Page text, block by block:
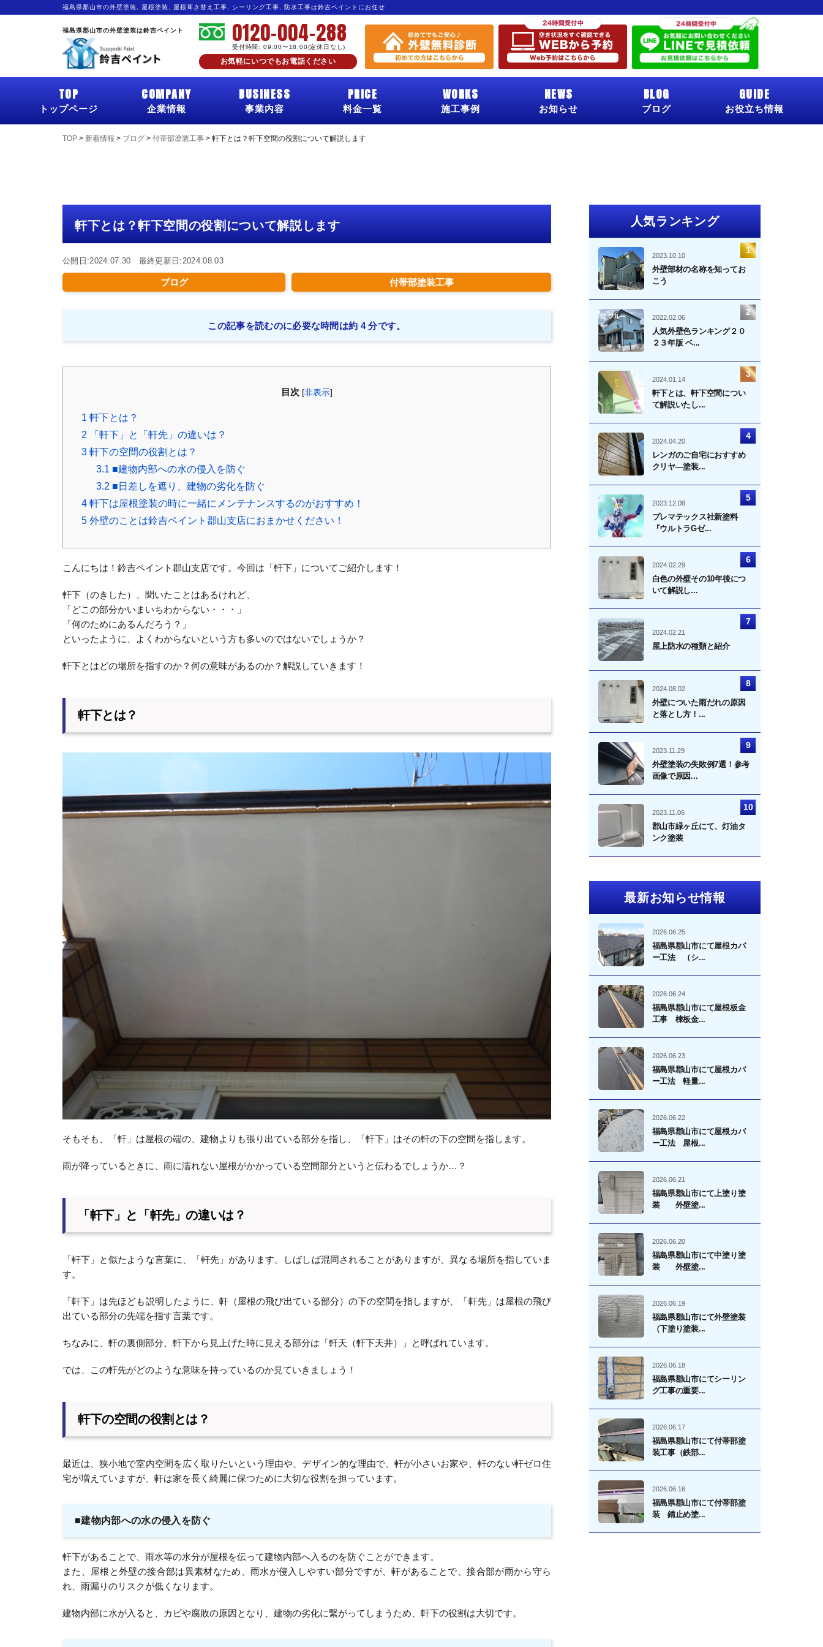
福島県郡山市の外壁塗装, 屋根塗装, 屋根葺き替え工事, シーリング工事, 防水工事は鈴吉ペイントにお任せ
福島県郡山市の外壁塗装は鈴吉ペイント 0120-004-288
受付時間: 09:00〜18:00(定休日なし)
お気軽にいつでもお電話ください
TOP
トップページ
COMPANY
企業情報
BUSINESS
事業内容
PRICE
料金一覧
WORKS
施工事例
NEWS
お知らせ
BLOG
ブログ
GUIDE
お役立ち情報
TOP > 新着情報 > ブログ > 付帯部塗装工事 > 軒下とは？軒下空間の役割について解説します
軒下とは？軒下空間の役割について解説します
公開日:2024.07.30 最終更新日:2024.08.03
ブログ 付帯部塗装工事
この記事を読むのに必要な時間は約 4 分です。
目次 [非表示]
1 軒下とは？
2 「軒下」と「軒先」の違いは？
3 軒下の空間の役割とは？
3.1 ■建物内部への水の侵入を防ぐ
3.2 ■日差しを遮り、建物の劣化を防ぐ
4 軒下は屋根塗装の時に一緒にメンテナンスするのがおすすめ！
5 外壁のことは鈴吉ペイント郡山支店におまかせください！
こんにちは！鈴吉ペイント郡山支店です。今回は「軒下」についてご紹介します！
軒下（のきした）、聞いたことはあるけれど、
「どこの部分かいまいちわからない・・・」
「何のためにあるんだろう？」
といったように、よくわからないという方も多いのではないでしょうか？
軒下とはどの場所を指すのか？何の意味があるのか？解説していきます！
軒下とは？
そもそも、「軒」は屋根の端の、建物よりも張り出ている部分を指し、「軒下」はその軒の下の空間を指します。
雨が降っているときに、雨に濡れない屋根がかかっている空間部分というと伝わるでしょうか…？
「軒下」と「軒先」の違いは？
「軒下」と似たような言葉に、「軒先」があります。しばしば混同されることがありますが、異なる場所を指していま
す。
「軒下」は先ほども説明したように、軒（屋根の飛び出ている部分）の下の空間を指しますが、「軒先」は屋根の飛び
出ている部分の先端を指す言葉です。
ちなみに、軒の裏側部分、軒下から見上げた時に見える部分は「軒天（軒下天井）」と呼ばれています。
では、この軒先がどのような意味を持っているのか見ていきましょう！
軒下の空間の役割とは？
最近は、狭小地で室内空間を広く取りたいという理由や、デザイン的な理由で、軒が小さいお家や、軒のない軒ゼロ住
宅が増えていますが、軒は家を長く綺麗に保つために大切な役割を担っています。
■建物内部への水の侵入を防ぐ
軒下があることで、雨水等の水分が屋根を伝って建物内部へ入るのを防ぐことができます。
また、屋根と外壁の接合部は異素材なため、雨水が侵入しやすい部分ですが、軒があることで、接合部が雨から守ら
れ、雨漏りのリスクが低くなります。
建物内部に水が入ると、カビや腐敗の原因となり、建物の劣化に繋がってしまうため、軒下の役割は大切です。
人気ランキング
2023.10.10
外壁部材の名称を知ってお
こう
2022.02.06
人気外壁色ランキング２０
２３年版 ベ...
2024.01.14
軒下とは、軒下空間につい
て解説いたし...
2024.04.20
レンガのご自宅におすすめ
クリヤ―塗装...
2023.12.08
プレマテックス社新塗料
『ウルトラGゼ...
2024.02.29
白色の外壁その10年後につ
いて解説し...
2024.02.21
屋上防水の種類と紹介
2024.08.02
外壁についた雨だれの原因
と落とし方！...
2023.11.29
外壁塗装の失敗例7選！参考
画像で原因...
2023.11.06
郡山市緑ヶ丘にて、灯油タ
ンク塗装
最新お知らせ情報
2026.06.25
福島県郡山市にて屋根カバ
ー工法 （シ...
2026.06.24
福島県郡山市にて屋根板金
工事 棟板金...
2026.06.23
福島県郡山市にて屋根カバ
ー工法 軽量...
2026.06.22
福島県郡山市にて屋根カバ
ー工法 屋根...
2026.06.21
福島県郡山市にて上塗り塗
装 外壁塗...
2026.06.20
福島県郡山市にて中塗り塗
装 外壁塗...
2026.06.19
福島県郡山市にて外壁塗装
（下塗り塗装...
2026.06.18
福島県郡山市にてシーリン
グ工事の重要...
2026.06.17
福島県郡山市にて付帯部塗
装工事（鉄部...
2026.06.16
福島県郡山市にて付帯部塗
装 錆止め塗...